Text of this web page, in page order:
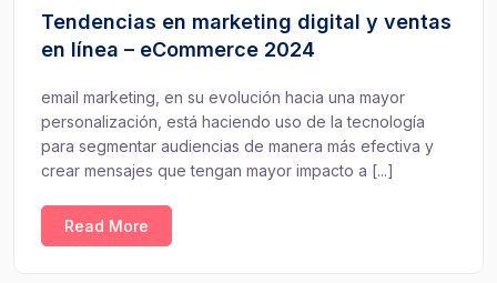
Tendencias en marketing digital y ventas
en línea – eCommerce 2024
email marketing, en su evolución hacia una mayor
personalización, está haciendo uso de la tecnología
para segmentar audiencias de manera más efectiva y
crear mensajes que tengan mayor impacto a [...]
Read More